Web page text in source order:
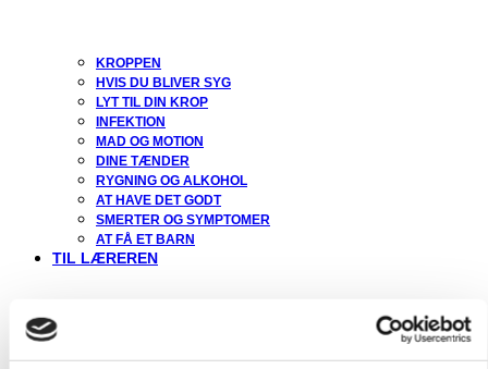
KROPPEN
HVIS DU BLIVER SYG
LYT TIL DIN KROP
INFEKTION
MAD OG MOTION
DINE TÆNDER
RYGNING OG ALKOHOL
AT HAVE DET GODT
SMERTER OG SYMPTOMER
AT FÅ ET BARN
TIL LÆREREN